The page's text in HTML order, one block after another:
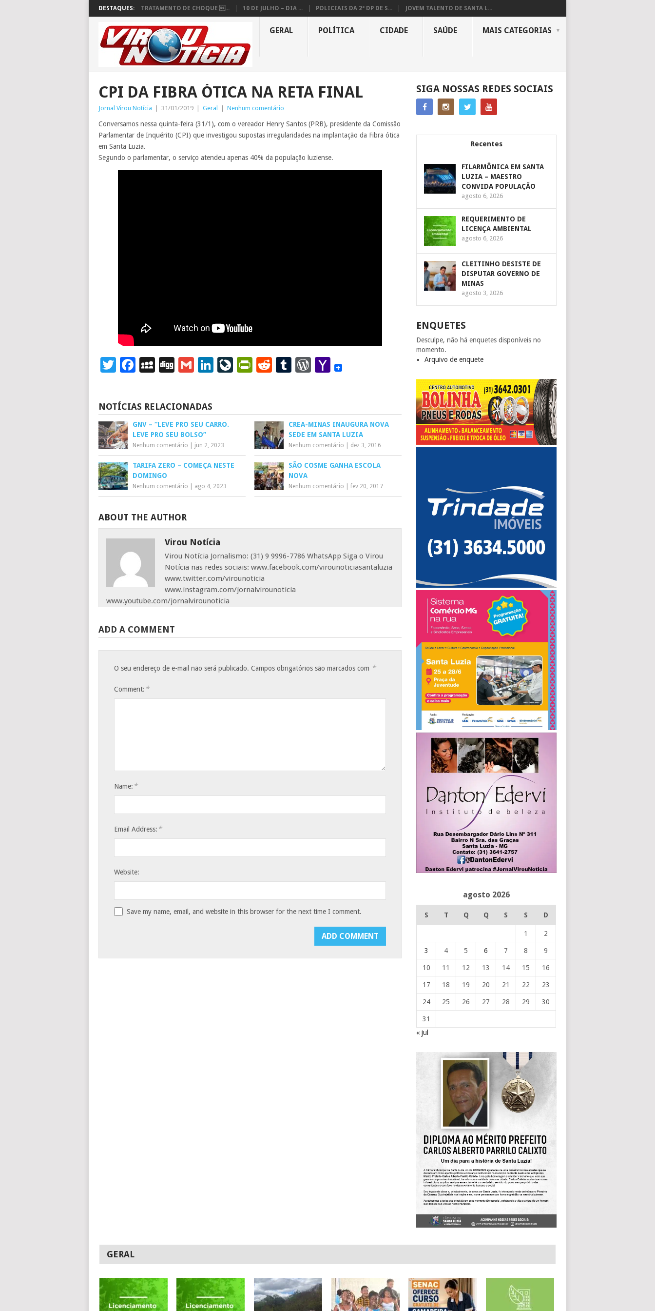
DESTAQUES: TRATAMENTO DE CHOQUE ... 10 DE JULHO – DIA ... POLICIAIS DA 2ª DP DE S... JOVEM TALENTO DE SANTA L...
GERAL POLÍTICA CIDADE SAÚDE MAIS CATEGORIAS
CPI DA FIBRA ÓTICA NA RETA FINAL
Jornal Virou Notícia 31/01/2019 Geral Nenhum comentário
Conversamos nessa quinta-feira (31/1), com o vereador Henry Santos (PRB), presidente da Comissão
Parlamentar de Inquérito (CPI) que investigou supostas irregularidades na implantação da Fibra ótica
em Santa Luzia.
Segundo o parlamentar, o serviço atendeu apenas 40% da população luziense.
Twitter
Facebook
MySpace
DiggGmailLinkedIn
LiveJournal
PrintFriendly
RedditTumblr
WordPress
Yahoo
NOTÍCIAS RELACIONADAS
GNV – “LEVE PRO SEU CARRO.
LEVE PRO SEU BOLSO”
Nenhum comentário jun 2, 2023
CREA-MINAS INAUGURA NOVA
SEDE EM SANTA LUZIA
Nenhum comentário dez 3, 2016
TARIFA ZERO – COMEÇA NESTE
DOMINGO
Nenhum comentário ago 4, 2023
SÃO COSME GANHA ESCOLA
NOVA
Nenhum comentário |fev 20, 2017
ABOUT THE AUTHOR
Virou Notícia
Virou Notícia Jornalismo: (31) 9 9996-7786 WhatsApp Siga o Virou
Notícia nas redes sociais: www.facebook.com/virounoticiasantaluzia
www.twitter.com/virounoticia
www.instagram.com/jornalvirounoticia
www.youtube.com/jornalvirounoticia
ADD A COMMENT
O seu endereço de e-mail não será publicado. Campos obrigatórios são marcados com *
Comment: *
Name: *
Email Address: *
Website:
Save my name, email, and website in this browser for the next time I comment.
SIGA NOSSAS REDES SOCIAIS
Recentes
FILARMÔNICA EM SANTA
LUZIA – MAESTRO
CONVIDA POPULAÇÃO
agosto 6, 2026
REQUERIMENTO DE
LICENÇA AMBIENTAL
agosto 6, 2026
CLEITINHO DESISTE DE
DISPUTAR GOVERNO DE
MINAS
agosto 3, 2026
ENQUETES
Desculpe, não há enquetes disponíveis no
momento.
Arquivo de enquete
agosto 2026
S T Q Q S S D
1 2
3 4 5 6 7 8 9
10 11 12 13 14 15 16
17 18 19 20 21 22 23
24 25 26 27 28 29 30
31
« jul
GERAL